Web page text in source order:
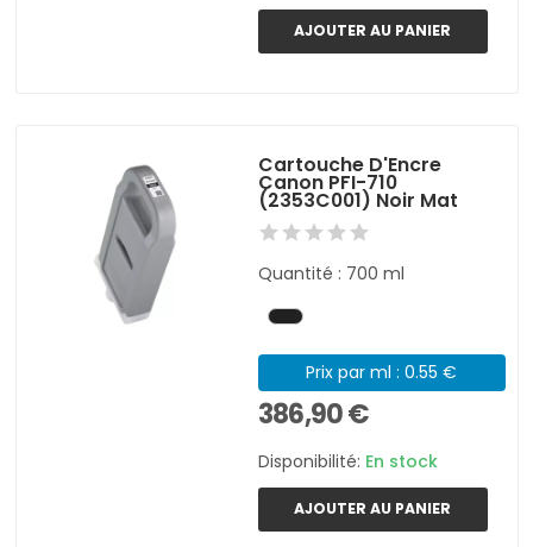
AJOUTER AU PANIER
Cartouche D'Encre
Canon PFI-710
(2353C001) Noir Mat
Quantité : 700 ml
Prix par ml : 0.55 €
386,90 €
Disponibilité: En stock
AJOUTER AU PANIER